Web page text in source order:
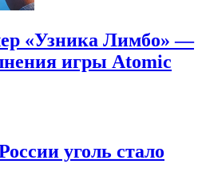
«Узника Лимбо» —
игры Atomic
уголь стало